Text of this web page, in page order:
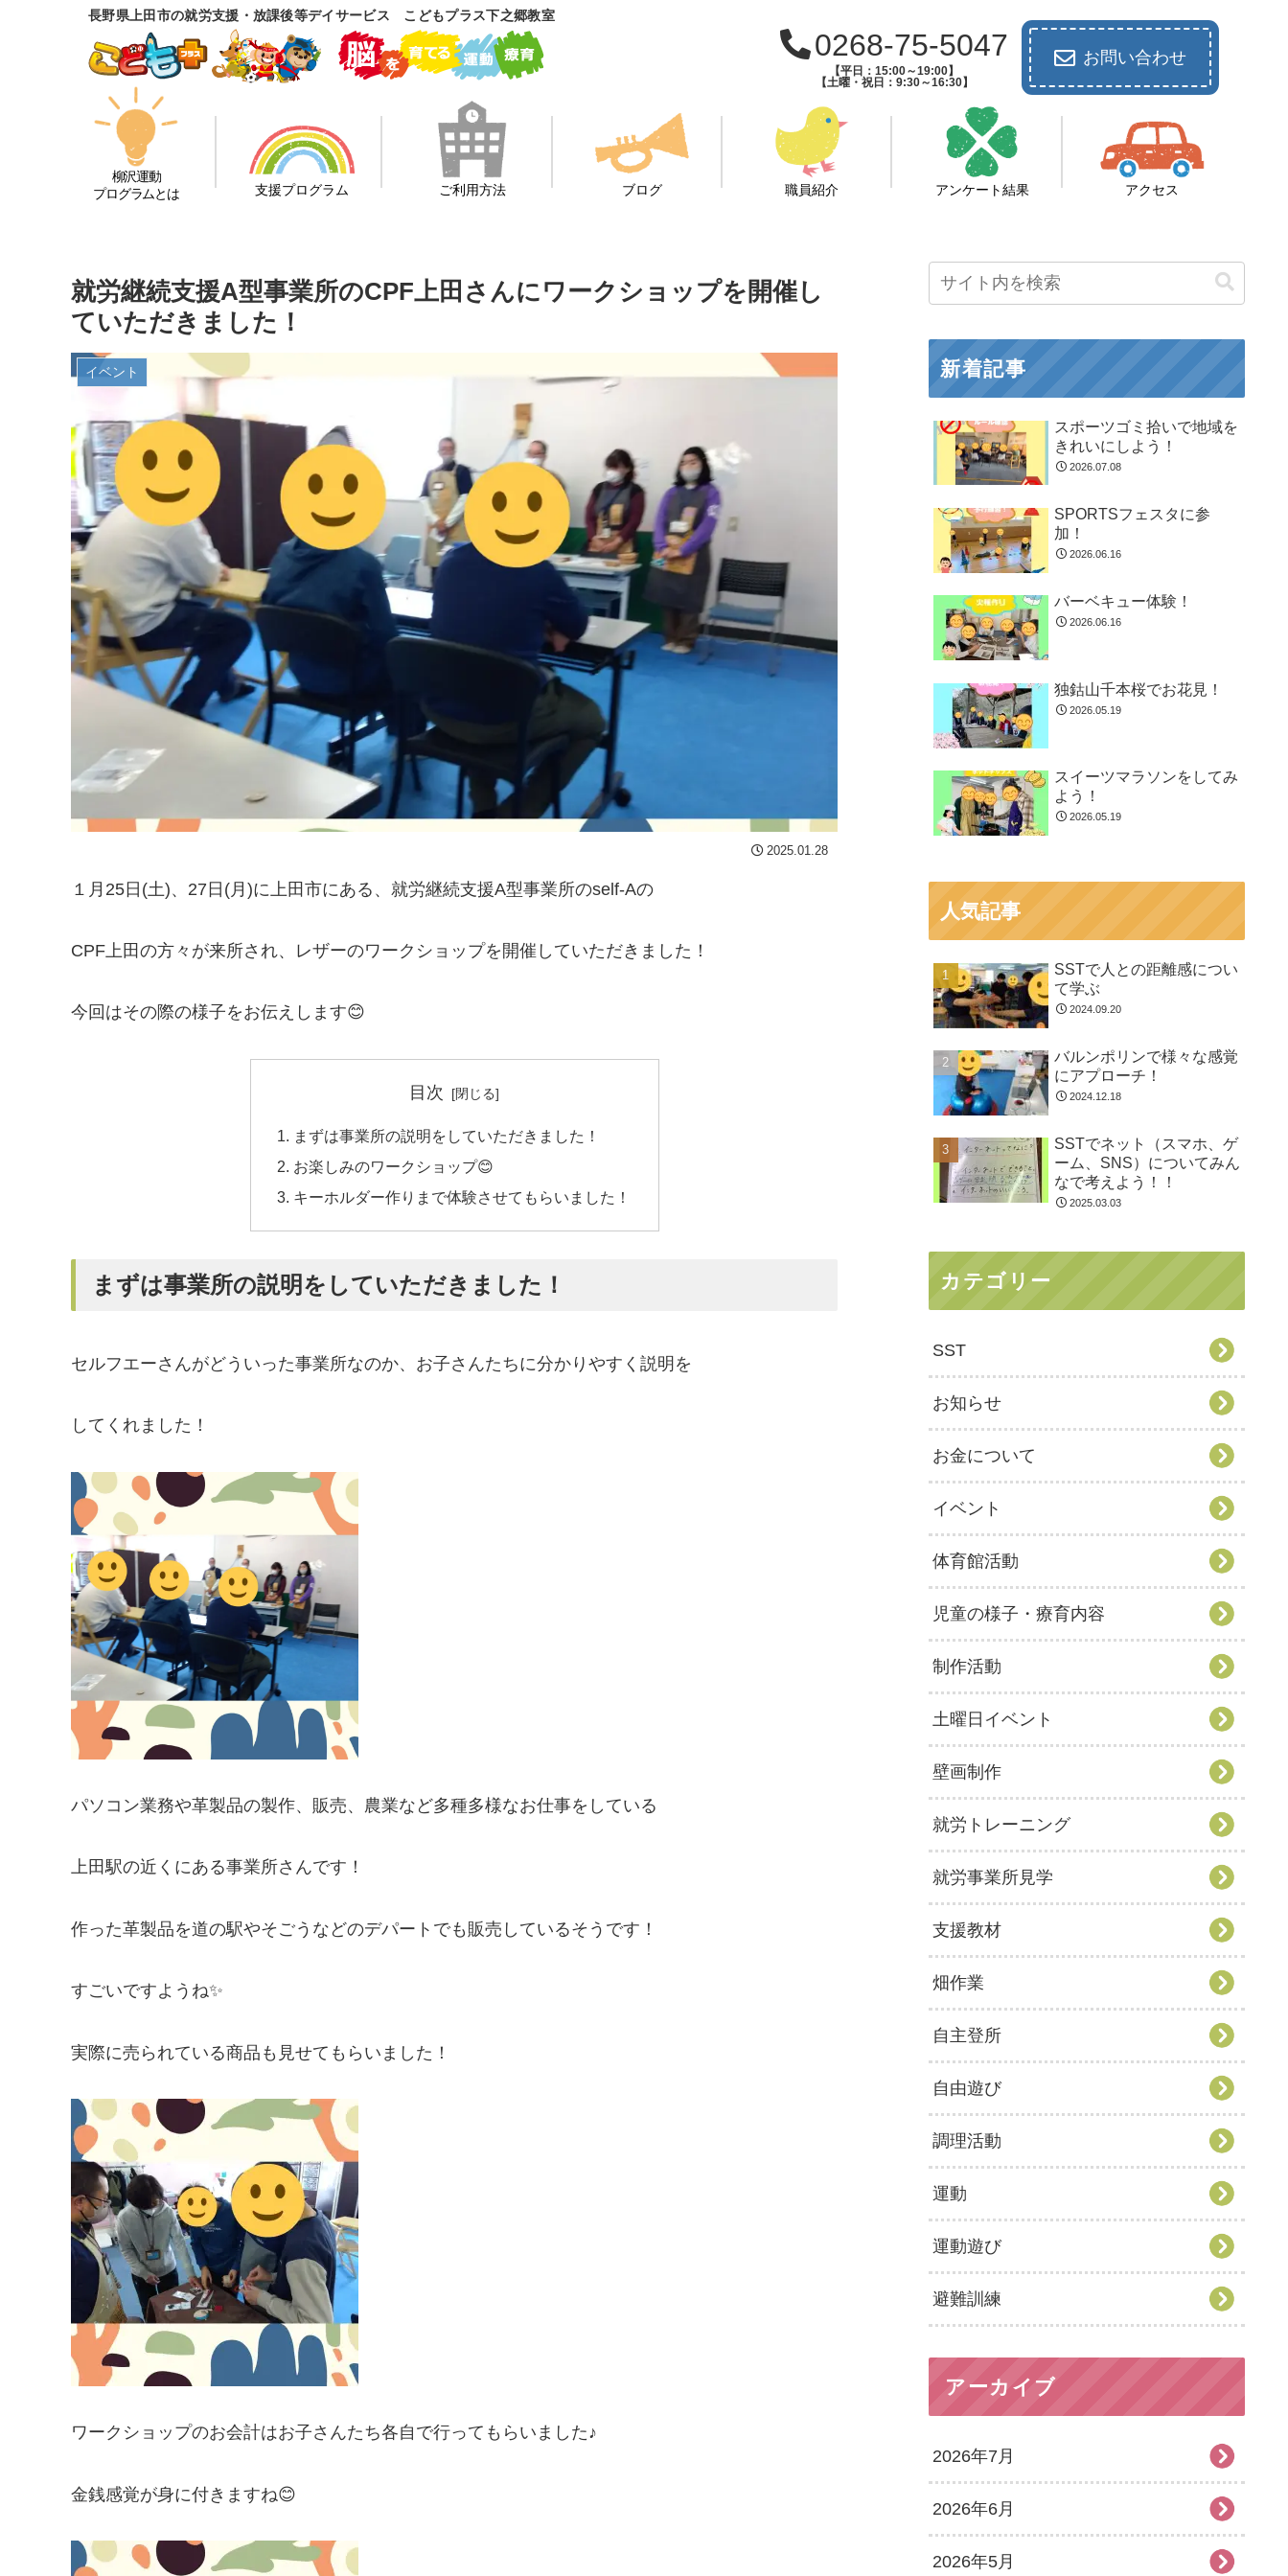
長野県上田市の就労支援・放課後等デイサービス こどもプラス下之郷教室
0268-75-5047
【平日：15:00～19:00】
【土曜・祝日：9:30～16:30】
お問い合わせ
柳沢運動
プログラムとは
支援プログラム ご利用方法 ブログ 職員紹介 アンケート結果 アクセス
就労継続支援A型事業所のCPF上田さんにワークショップを開催し
ていただきました！
イベント
2025.01.28
１月25日(土)、27日(月)に上田市にある、就労継続支援A型事業所のself-Aの
CPF上田の方々が来所され、レザーのワークショップを開催していただきました！
今回はその際の様子をお伝えします😊
目次
まずは事業所の説明をしていただきました！
お楽しみのワークショップ😊
キーホルダー作りまで体験させてもらいました！
まずは事業所の説明をしていただきました！
セルフエーさんがどういった事業所なのか、お子さんたちに分かりやすく説明を
してくれました！
パソコン業務や革製品の製作、販売、農業など多種多様なお仕事をしている
上田駅の近くにある事業所さんです！
作った革製品を道の駅やそごうなどのデパートでも販売しているそうです！
すごいですようね✨
実際に売られている商品も見せてもらいました！
ワークショップのお会計はお子さんたち各自で行ってもらいました♪
金銭感覚が身に付きますね😊
新着記事
スポーツゴミ拾いで地域を
きれいにしよう！
2026.07.08
SPORTSフェスタに参
加！
2026.06.16
バーベキュー体験！
2026.06.16
独鈷山千本桜でお花見！
2026.05.19
スイーツマラソンをしてみ
よう！
2026.05.19
人気記事
SSTで人との距離感につい
て学ぶ
2024.09.20
バルンポリンで様々な感覚
にアプローチ！
2024.12.18
SSTでネット（スマホ、ゲ
ーム、SNS）についてみん
なで考えよう！！
2025.03.03
カテゴリー
SST
お知らせ
お金について
イベント
体育館活動
児童の様子・療育内容
制作活動
土曜日イベント
壁画制作
就労トレーニング
就労事業所見学
支援教材
畑作業
自主登所
自由遊び
調理活動
運動
運動遊び
避難訓練
アーカイブ
2026年7月
2026年6月
2026年5月